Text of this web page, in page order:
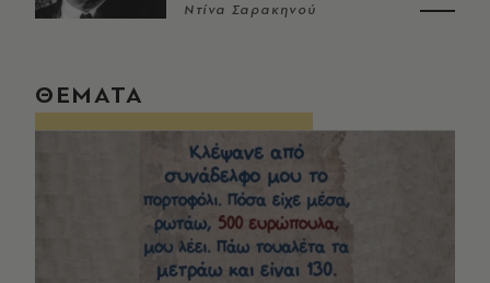
Ντίνα Σαρακηνού
ΘΕΜΑΤΑ